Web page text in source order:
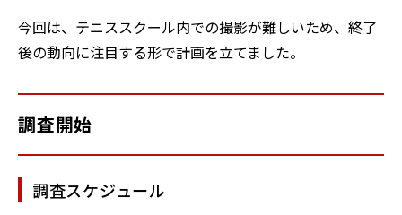
今回は、テニススクール内での撮影が難しいため、終了
後の動向に注目する形で計画を立てました。
調査開始
調査スケジュール